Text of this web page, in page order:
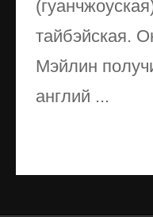
тайбэйская.
Мэйлин
англий ...